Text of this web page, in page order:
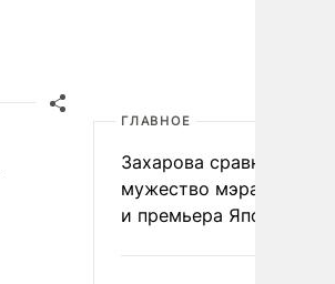
ГЛАВНОЕ
Захарова сравнила
мужество мэра
и премьера Японии